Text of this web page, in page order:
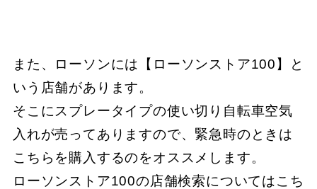
また、ローソンには【ローソンストア100】と
いう店舗があります。
そこにスプレータイプの使い切り自転車空気
入れが売ってありますので、緊急時のときは
こちらを購入するのをオススメします。
ローソンストア100の店舗検索についてはこち